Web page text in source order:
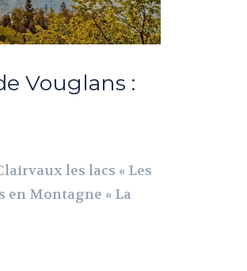
Vouglans :
les lacs « Les
en Montagne « La